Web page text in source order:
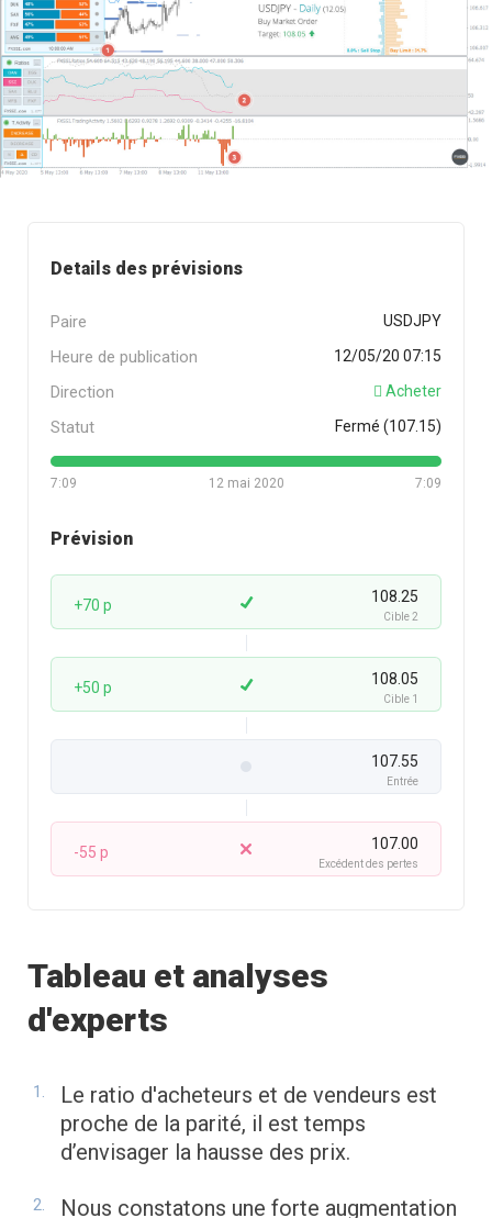
Details des prévisions
Paire USDJPY
Heure de publication 12/05/20 07:15
Direction Acheter
Statut Fermé (107.15)
7:09 7:09
12 mai 2020
Prévision
+70 p 108.25
Cible 2
+50 p 108.05
Cible 1
107.55
Entrée
-55 p 107.00
Excédent des pertes
Tableau et analyses
d'experts
Le ratio d'acheteurs et de vendeurs est
proche de la parité, il est temps
d’envisager la hausse des prix.
Nous constatons une forte augmentation